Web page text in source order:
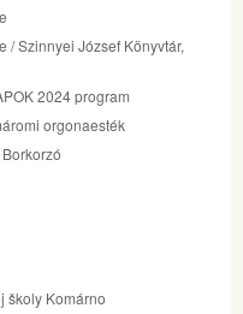
/ Szinnyei József Könyvtár,
2024 program
orgonaesték
školy Komárno